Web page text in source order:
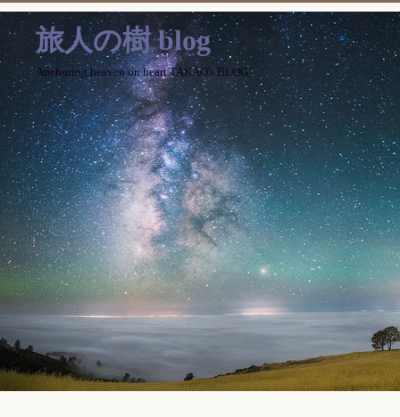
旅人の樹 blog
Anchoring heaven on heart TAKAO's BLOG